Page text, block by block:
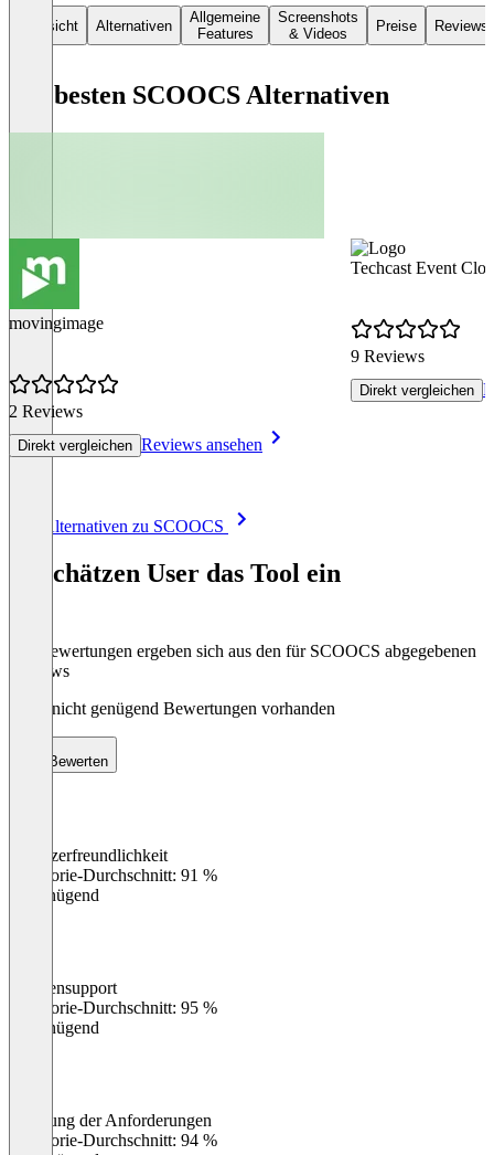
Übersicht Alternativen
Allgemeine
Features
Screenshots
& Videos
Preise Reviews
Die besten SCOOCS Alternativen
movingimage
2 Reviews
Direkt vergleichen Reviews ansehen
Techcast Event
9 Reviews
Direkt vergleichen
Alle Alternativen zu SCOOCS
So schätzen User das Tool ein
Die Bewertungen ergeben sich aus den für SCOOCS abgegebenen
Reviews
Noch nicht genügend Bewertungen vorhanden
Bewerten
Benutzerfreundlichkeit
Kategorie-Durchschnitt: 91 %
Ungenügend
Kundensupport
Kategorie-Durchschnitt: 95 %
Ungenügend
Erfüllung der Anforderungen
Kategorie-Durchschnitt: 94 %